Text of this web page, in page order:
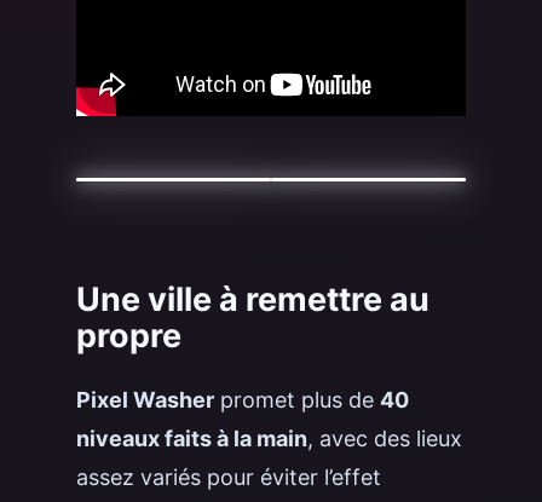
Une ville à remettre au
propre
Pixel Washerpromet plus de 40
niveaux faits à la main, avec des lieux
assez variés pour éviter l’effet